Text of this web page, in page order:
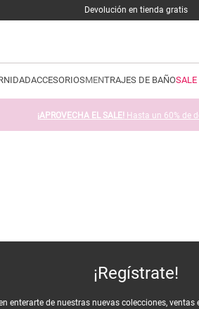
Devolución en tienda gratis
ACCESORIOSMENTRAJES DE BAÑOSALE
¡APROVECHA EL SALE! Hasta un 60% de
¡Regístrate!
enterarte de nuestras nuevas colecciones,